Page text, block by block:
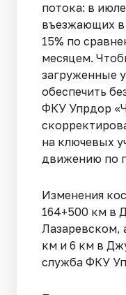
потока: в
въезжающих в
15% по
месяцем.
загруженные
обеспечить
ФКУ Упрдор
на ключевых
движению по
Изменения
164+500 км в
Лазаревском,
км и 6 км в
служба ФКУ